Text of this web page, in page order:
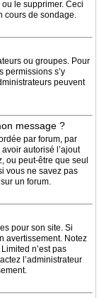
le supprimer. Ceci
cours de sondage.
ou groupes. Pour
permissions s’y
peuvent
message ?
par forum, par
autorisé l’ajout
ou peut-être que seul
vous ne savez pas
un forum.
pour son site. Si
avertissement. Notez
n’est pas
l’administrateur